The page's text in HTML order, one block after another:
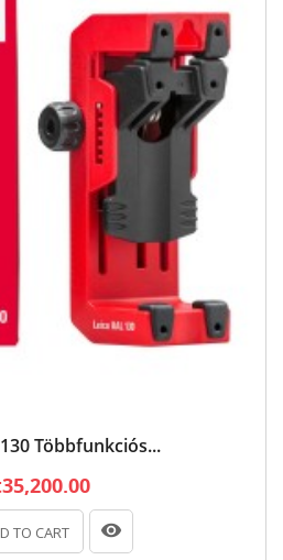
Többfunkciós...
TO CART